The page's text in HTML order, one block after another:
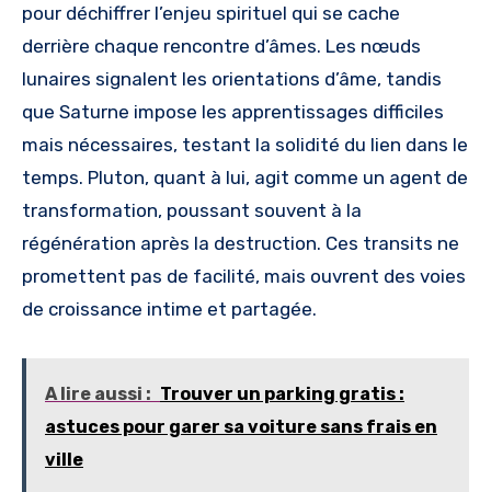
pour déchiffrer l’enjeu spirituel qui se cache
derrière chaque rencontre d’âmes. Les nœuds
lunaires signalent les orientations d’âme, tandis
que Saturne impose les apprentissages difficiles
mais nécessaires, testant la solidité du lien dans le
temps. Pluton, quant à lui, agit comme un agent de
transformation, poussant souvent à la
régénération après la destruction. Ces transits ne
promettent pas de facilité, mais ouvrent des voies
de croissance intime et partagée.
A lire aussi : Trouver un parking gratis :
astuces pour garer sa voiture sans frais en
ville